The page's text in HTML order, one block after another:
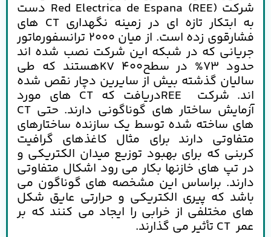
شرکت Red Electrica de Espana (REE) دست
به ابتکار تازه ای در زمینه نگهداری CT های
فشارقوی زده است. از میان 2000 ترانسفورماتور
جریانی که در شبکه این شرکت نصب شده اند
حدود 73% در سطحKV 400هستند که طی
سالیان گذشته بیش از سایرین دچار نقص شده
اند. شرکت REEدریافت که CT های مورد
آزمایش ساختار های گوناگونی دارند. حتی CT
های ساخته شده توسط یک سازنده ساختارهای
متفاوتی دارند برای مثال کاغذهای گرافیت
کربنی که برای بهبود توزیع میدان الکتریکی و
در تپ های خازنها بکار می رود اشکال متفاوتی
دارند. براساس این مشخصه های گوناگون می
باشد که پیری الکتریکی و حرارتی عایق شکل
های مختلفی از خرابی را ایجاد می کنند که بر
عمر CT تأثیر می گذارند.